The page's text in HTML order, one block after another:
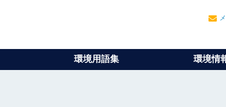
環境用語集 環境情